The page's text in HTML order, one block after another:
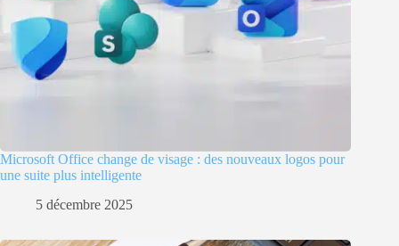
Microsoft Office change de visage : des nouveaux logos pour
une suite plus intelligente
5 décembre 2025